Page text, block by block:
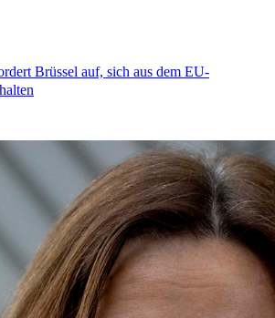
Brüssel auf, sich aus dem EU-